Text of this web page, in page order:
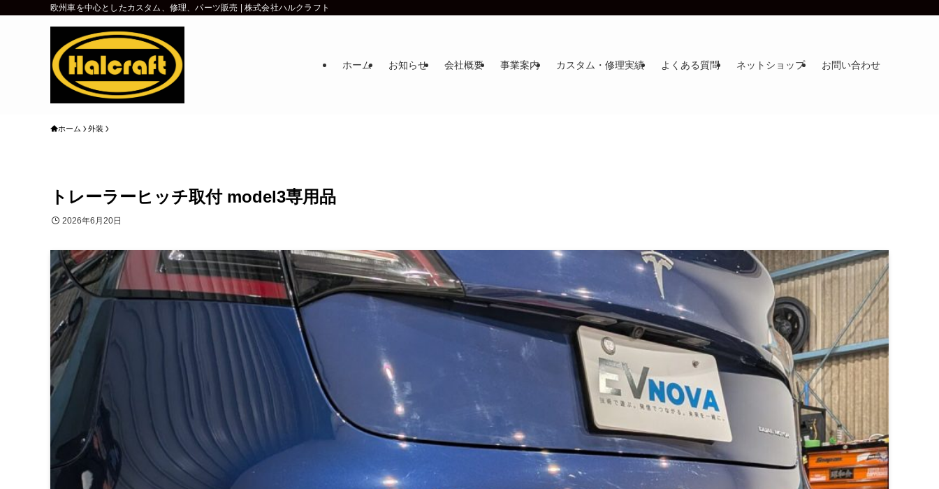
欧州車を中心としたカスタム、修理、パーツ販売 | 株式会社ハルクラフト
ホーム お知らせ 会社概要 事業案内 カスタム・修理実績 よくある質問 ネットショップ お問い合わせ
ホーム 外装
トレーラーヒッチ取付 model3専用品
2026年6月20日